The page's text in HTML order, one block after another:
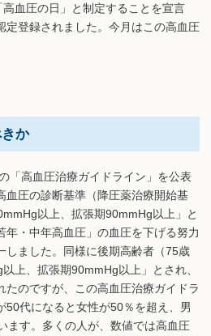
血圧の日」と制定することを宣言
定登録されました。今月はこの高血圧
か
「高血圧治療ガイドライン」を公表
血圧の診断基準（降圧薬治療開始基
以上、拡張期90mmHg以上」と
年・中年高血圧」の血圧を下げる努力
しました。同様に後期高齢者（75歳
上、拡張期90mmHg以上」とされ、
たのですが、この高血圧治療ガイドラ
50代になると女性が50％を超え、男
ます。多くの人が、数値では高血圧